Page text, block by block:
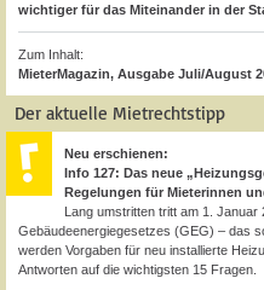
wichtiger für das Miteinander in der
Zum Inhalt:
MieterMagazin, Ausgabe Juli/August
Der aktuelle Mietrechtstipp
Neu erschienen:
Info 127: Das neue
Regelungen für Mieterinnen
Lang umstritten tritt am 1.
Gebäudeenergiegesetzes (GEG) – das
werden Vorgaben für neu installierte
Antworten auf die wichtigsten 15 Fragen.